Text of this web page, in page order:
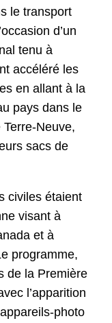
le transport
d’un
tenu à
accéléré les
en allant à la
pays dans le
Neuve,
sacs de
civiles étaient
visant à
et à
programme,
de la Première
l’apparition
photo